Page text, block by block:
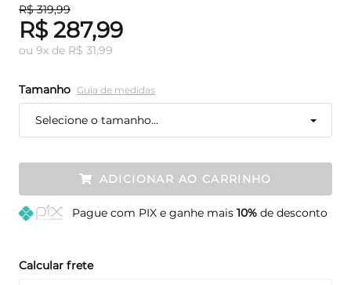
R$ 319,99
R$ 287,99
ou 9x de R$ 31,99
Tamanho Guia de medidas
Selecione o tamanho...
ADICIONAR AO CARRINHO
Pague com PIX e ganhe mais 10%de desconto
Calcular frete